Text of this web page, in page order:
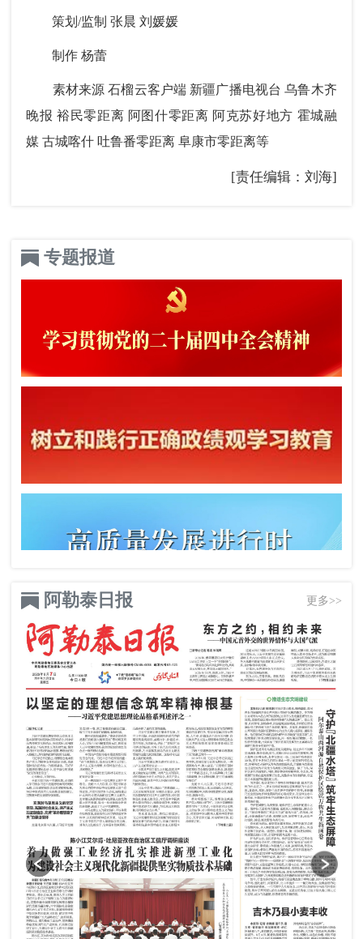
策划/监制 张晨 刘媛媛
制作 杨蕾
素材来源 石榴云客户端 新疆广播电视台 乌鲁木齐
晚报 裕民零距离 阿图什零距离 阿克苏好地方 霍城融
媒 古城喀什 吐鲁番零距离 阜康市零距离等
[责任编辑：刘海]
专题报道
阿勒泰日报 更多>>